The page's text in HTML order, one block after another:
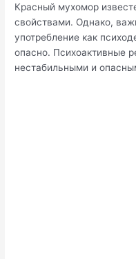
Красный мухомор
свойствами. Однако,
употребление как
опасно. Психоактивные
нестабильными и